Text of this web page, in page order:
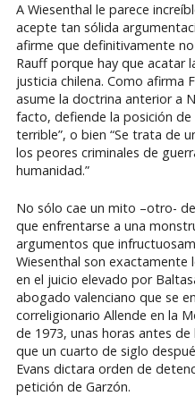
A Wiesenthal le parece
acepte tan sólida
afirme que definitivamente
Rauff porque hay que acatar
justicia chilena. Como afirma
asume la doctrina anterior a
facto, defiende la posición de
terrible”, o bien “Se trata de
los peores criminales de
humanidad.”
No sólo cae un mito –otro-
que enfrentarse a una
argumentos que
Wiesenthal son exactamente
en el juicio elevado por
abogado valenciano que se
correligionario Allende en la
de 1973, unas horas antes
que un cuarto de siglo
Evans dictara orden de
petición de Garzón.